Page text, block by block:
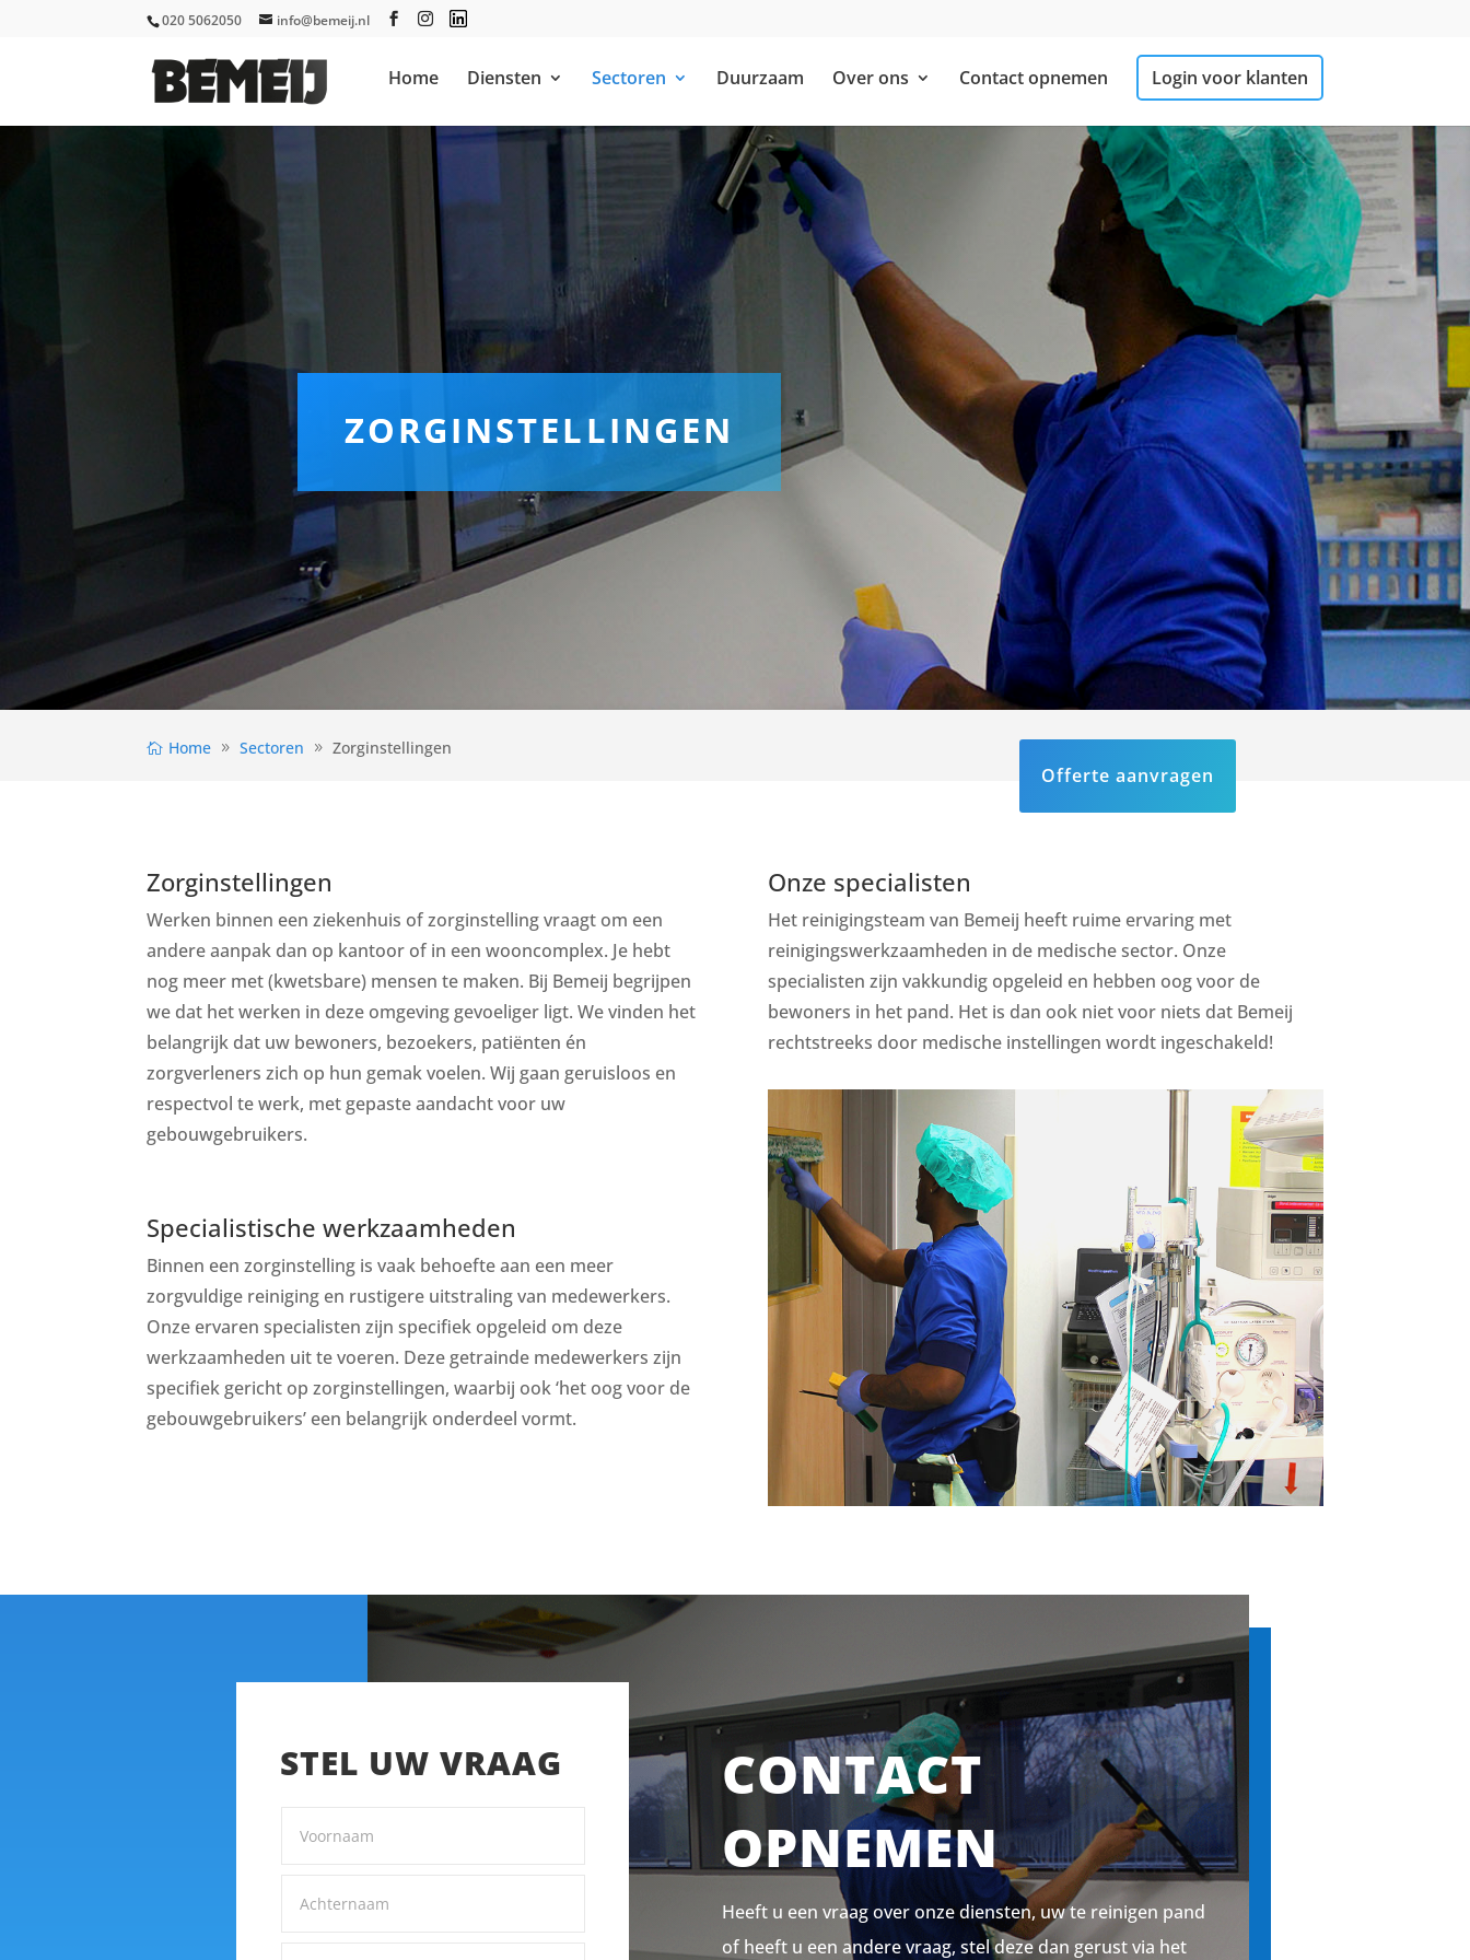
020 5062050 info@bemeij.nl
Home Diensten Sectoren Duurzaam Over ons Contact opnemen Login voor klanten
ZORGINSTELLINGEN
Home Sectoren Zorginstellingen
Offerte aanvragen
Zorginstellingen
Werken binnen een ziekenhuis of zorginstelling vraagt om een
andere aanpak dan op kantoor of in een wooncomplex. Je hebt
nog meer met (kwetsbare) mensen te maken. Bij Bemeij begrijpen
we dat het werken in deze omgeving gevoeliger ligt. We vinden het
belangrijk dat uw bewoners, bezoekers, patiënten én
zorgverleners zich op hun gemak voelen. Wij gaan geruisloos en
respectvol te werk, met gepaste aandacht voor uw
gebouwgebruikers.
Specialistische werkzaamheden
Binnen een zorginstelling is vaak behoefte aan een meer
zorgvuldige reiniging en rustigere uitstraling van medewerkers.
Onze ervaren specialisten zijn specifiek opgeleid om deze
werkzaamheden uit te voeren. Deze getrainde medewerkers zijn
specifiek gericht op zorginstellingen, waarbij ook ‘het oog voor de
gebouwgebruikers’ een belangrijk onderdeel vormt.
Onze specialisten
Het reinigingsteam van Bemeij heeft ruime ervaring met
reinigingswerkzaamheden in de medische sector. Onze
specialisten zijn vakkundig opgeleid en hebben oog voor de
bewoners in het pand. Het is dan ook niet voor niets dat Bemeij
rechtstreeks door medische instellingen wordt ingeschakeld!
STEL UW VRAAG
CONTACT
OPNEMEN
Heeft u een vraag over onze diensten, uw te reinigen pand
of heeft u een andere vraag, stel deze dan gerust via het